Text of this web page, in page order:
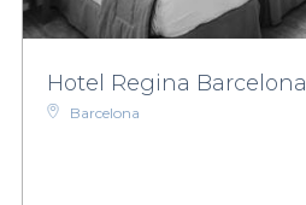
Hotel Regina Barcelona
Barcelona